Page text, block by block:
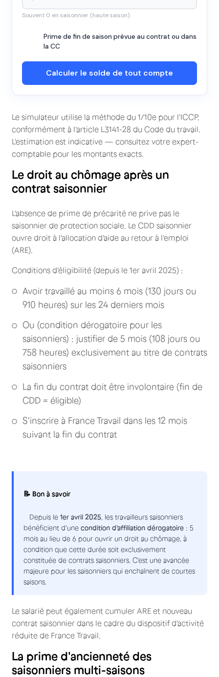
Souvent 0 en saisonnier (haute saison)
Prime de fin de saison prévue au contrat ou dans
la CC
Calculer le solde de tout compte
Le simulateur utilise la méthode du 1/10e pour l'ICCP,
conformément à l'article L3141-28 du Code du travail.
L'estimation est indicative — consultez votre expert-
comptable pour les montants exacts.
Le droit au chômage après un
contrat saisonnier
L'absence de prime de précarité ne prive pas le
saisonnier de protection sociale. Le CDD saisonnier
ouvre droit à l'allocation d'aide au retour à l'emploi
(ARE).
Conditions d'éligibilité (depuis le 1er avril 2025) :
Avoir travaillé au moins 6 mois (130 jours ou
910 heures) sur les 24 derniers mois
Ou (condition dérogatoire pour les
saisonniers) : justifier de 5 mois (108 jours ou
758 heures) exclusivement au titre de contrats
saisonniers
La fin du contrat doit être involontaire (fin de
CDD = éligible)
S'inscrire à France Travail dans les 12 mois
suivant la fin du contrat
📝 Bon à savoir
Depuis le 1er avril 2025 , les travailleurs saisonniers
bénéficient d'une condition d'affiliation dérogatoire : 5
mois au lieu de 6 pour ouvrir un droit au chômage, à
condition que cette durée soit exclusivement
constituée de contrats saisonniers. C'est une avancée
majeure pour les saisonniers qui enchaînent de courtes
saisons.
Le salarié peut également cumuler ARE et nouveau
contrat saisonnier dans le cadre du dispositif d'activité
réduite de France Travail.
La prime d'ancienneté des
saisonniers multi-saisons